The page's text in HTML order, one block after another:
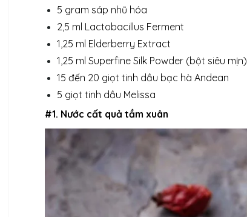
5 gram sáp nhũ hóa
2,5 ml Lactobacillus Ferment
1,25 ml Elderberry Extract
1,25 ml Superfine Silk Powder (bột siêu mịn)
15 đến 20 giọt tinh dầu bạc hà Andean
5 giọt tinh dầu Melissa
#1. Nước cất quả tầm xuân